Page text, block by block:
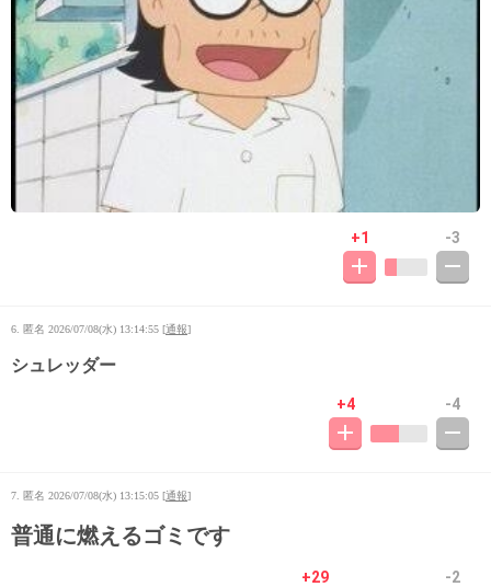
+1 -3
6. 匿名 2026/07/08(水) 13:14:55 [通報]
シュレッダー
+4 -4
7. 匿名 2026/07/08(水) 13:15:05 [通報]
普通に燃えるゴミです
+29 -2